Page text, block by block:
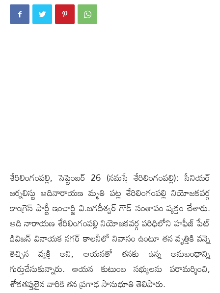
శేరిలింగంప‌ల్లి, సెప్టెంబర్ 26 (న‌మ‌స్తే శేరిలింగంప‌ల్లి): సీనియర్
జర్నలిస్టు ఆదినారాయణ మృతి పట్ల శేరిలింగంపల్లి నియోజకవర్గ
కాంగ్రెస్ పార్టీ ఇంచార్జి వి.జగదీశ్వర్ గౌడ్ సంతాపం వ్యక్తం చేశారు.
ఆది నారాయణ శేరిలింగంపల్లి నియోజకవర్గ పరిధిలోని హ‌ఫీజ్ పేట్
డివిజన్ వినాయక నగర్ కాలనీలో నివాసం ఉంటూ తన వృత్తికి వన్నె
తెచ్చిన వ్యక్తి అని, ఆయ‌న‌తో తనకు ఉన్న అనుబంధాన్ని
గుర్తుచేసుకున్నారు. ఆయ‌న‌ కుటుంబ సభ్యులను పరామర్శించి,
శోకతప్తులైన వారికి తన ప్రగాఢ సానుభూతి తెలిపారు.